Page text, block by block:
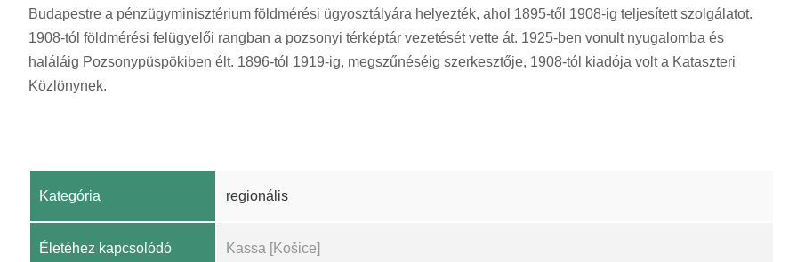
Budapestre a pénzügyminisztérium földmérési ügyosztályára helyezték, ahol 1895-től 1908-ig teljesített szolgálatot.
1908-tól földmérési felügyelői rangban a pozsonyi térképtár vezetését vette át. 1925-ben vonult nyugalomba és
haláláig Pozsonypüspökiben élt. 1896-tól 1919-ig, megszűnéséig szerkesztője, 1908-tól kiadója volt a Kataszteri
Közlönynek.
Kategória regionális
Életéhez kapcsolódó
Kassa [Košice]